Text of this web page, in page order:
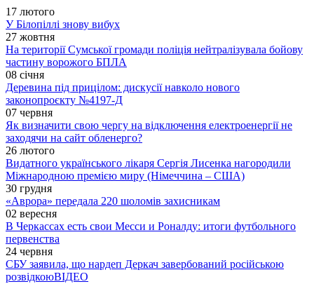
17 лютого
У Білопіллі знову вибух
27 жовтня
На території Сумської громади поліція нейтралізувала бойову
частину ворожого БПЛА
08 січня
Деревина під прицілом: дискусії навколо нового
законопроєкту №4197-Д
07 червня
Як визначити свою чергу на відключення електроенергії не
заходячи на сайт обленерго?
26 лютого
Видатного українського лікаря Сергія Лисенка нагородили
Міжнародною премією миру (Німеччина – США)
30 грудня
«Аврора» передала 220 шоломів захисникам
02 вересня
В Черкассах есть свои Месси и Роналду: итоги футбольного
первенства
24 червня
СБУ заявила, що нардеп Деркач завербований російською
розвідкоюВІДЕО